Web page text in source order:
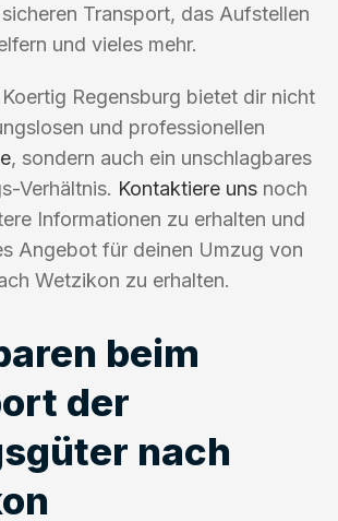
Transport, das Aufstellen
und vieles mehr.
Regensburg bietet dir nicht
und professionellen
, sondern auch ein unschlagbares
Verhältnis. Kontaktiere uns noch
Informationen zu erhalten und
Angebot für deinen Umzug von
Wetzikon zu erhalten.
beim
der
nach